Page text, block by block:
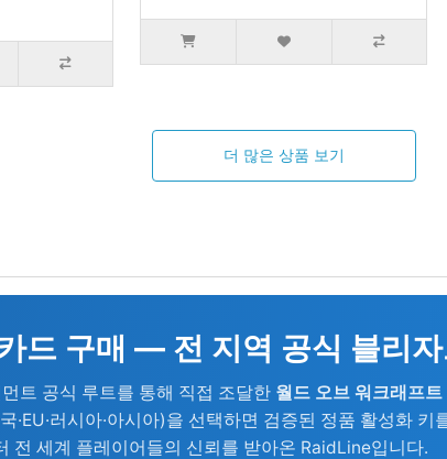
더 많은 상품 보기
드 구매 — 전 지역 공식 블리
트 공식 루트를 통해 직접 조달한 월드 오브 워크래프
·EU·러시아·아시아)을 선택하면 검증된 정품 활성화 키
전 세계 플레이어들의 신뢰를 받아온 RaidLine입니다.